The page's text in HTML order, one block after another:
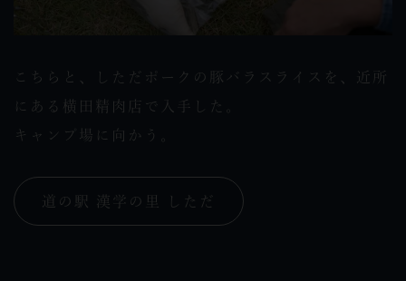
こちらと、しただポークの豚バラスライスを、近所
にある横田精肉店で入手した。
キャンプ場に向かう。
道の駅 漢学の里 しただ